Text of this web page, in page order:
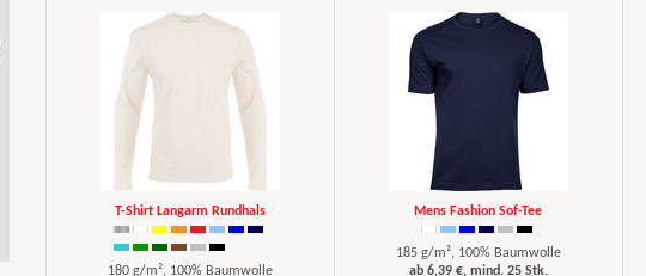
T-Shirt Langarm Rundhals
180 g/m², 100% Baumwolle
Mens Fashion Sof-Tee
185 g/m², 100% Baumwolle
ab 6,39 €, mind. 25 Stk.